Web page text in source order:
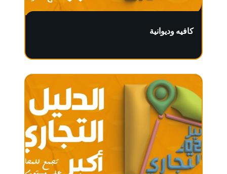
كافيه وديوانية